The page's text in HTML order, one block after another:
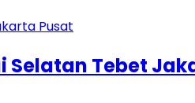
Selatan Tebet